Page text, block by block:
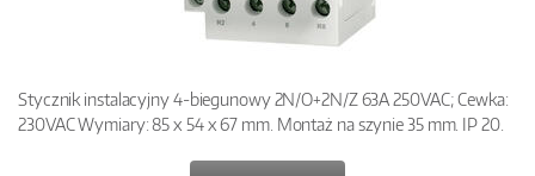
Stycznik instalacyjny 4-biegunowy 2N/O+2N/Z 63A 250VAC; Cewka:
230VAC Wymiary: 85 x 54 x 67 mm. Montaż na szynie 35 mm. IP 20.